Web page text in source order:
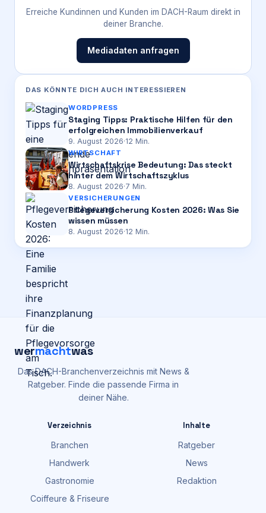
Erreiche Kundinnen und Kunden im DACH-Raum direkt in
deiner Branche.
Mediadaten anfragen
DAS KÖNNTE DICH AUCH INTERESSIEREN
WORDPRESS
Staging Tipps: Praktische Hilfen für den
erfolgreichen Immobilienverkauf
9. August 2026·12 Min.
WIRTSCHAFT
Wirtschaftskrise Bedeutung: Das steckt
hinter dem Wirtschaftszyklus
8. August 2026·7 Min.
VERSICHERUNGEN
Pflegeversicherung Kosten 2026: Was Sie
wissen müssen
8. August 2026·12 Min.
wermachtwas
Das DACH-Branchenverzeichnis mit News &
Ratgeber. Finde die passende Firma in
deiner Nähe.
Verzeichnis
Branchen
Handwerk
Gastronomie
Coiffeure & Friseure
Inhalte
Ratgeber
News
Redaktion